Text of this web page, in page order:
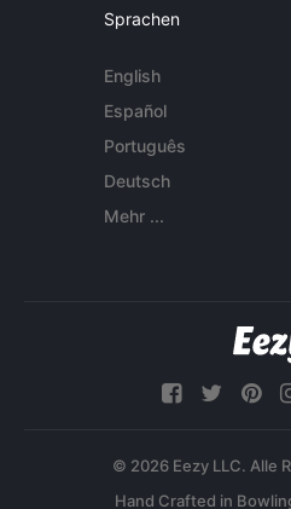
Sprachen
English
Español
Português
Deutsch
Mehr ...
© 2026 Eezy LLC. Alle